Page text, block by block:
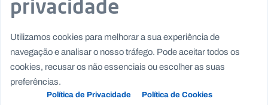
privacidade
Utilizamos cookies para melhorar a sua experiência de
navegação e analisar o nosso tráfego. Pode aceitar todos os
cookies, recusar os não essenciais ou escolher as suas
preferências.
Política de Privacidade Política de Cookies